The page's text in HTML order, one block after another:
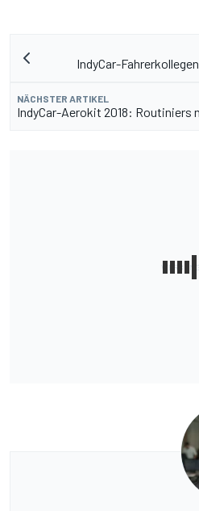
IndyCar-
NÄCHSTER ARTIKEL
IndyCar-Aerokit 2018: Routiniers